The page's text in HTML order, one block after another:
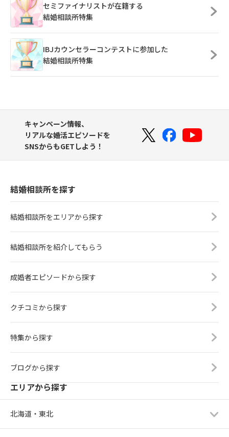
セミファイナリストが在籍する
結婚相談所特集
IBJカウンセラーコンテストに参加した
結婚相談所特集
キャンペーン情報、
リアルな婚活エピソードを
SNSからもGETしよう！
結婚相談所を探す
結婚相談所をエリアから探す
結婚相談所を紹介してもらう
成婚者エピソードから探す
クチコミから探す
特集から探す
ブログから探す
エリアから探す
北海道・東北